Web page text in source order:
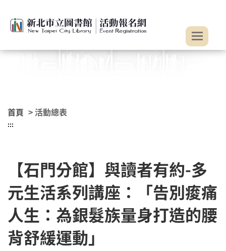
首頁 > 活動總表
:::
【石門分館】與讀者有約-多
元生活系列講座：「告別痠痛
人生：為銀髮族量身打造的腰
背舒緩運動」